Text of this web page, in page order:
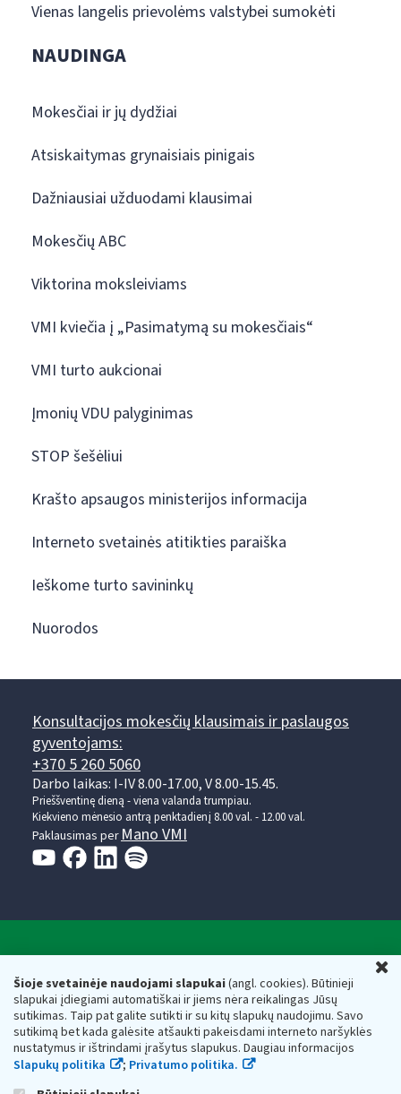
Šioje svetainėje naudojami slapukai(angl. cookies). Būtinieji
slapukai įdiegiami automatiškai ir jiems nėra reikalingas Jūsų
sutikimas. Taip pat galite sutikti ir su kitų slapukų naudojimu. Savo
sutikimą bet kada galėsite atšaukti pakeisdami interneto naršyklės
nustatymus ir ištrindami įrašytus slapukus. Daugiau informacijos
Slapukų politika
; Privatumo politika.
Vienas langelis prievolėms valstybei sumokėti
NAUDINGA
Mokesčiai ir jų dydžiai
Atsiskaitymas grynaisiais pinigais
Dažniausiai užduodami klausimai
Mokesčių ABC
Viktorina moksleiviams
VMI kviečia į „Pasimatymą su mokesčiais“
VMI turto aukcionai
Įmonių VDU palyginimas
STOP šešėliui
Krašto apsaugos ministerijos informacija
Interneto svetainės atitikties paraiška
Ieškome turto savininkų
Nuorodos
Konsultacijos mokesčių klausimais ir paslaugos
gyventojams:
+370 5 260 5060
Darbo laikas: I-IV 8.00-17.00, V 8.00-15.45.
Prieššventinę dieną - viena valanda trumpiau.
Kiekvieno mėnesio antrą penktadienį 8.00 val. - 12.00 val.
Paklausimas per Mano VMI
Respublikos finansų ministerijos
Biudžetinė įstaiga. Juridinio asmens kodas — 188659752,
adresas: Vasario 16-osios g. 14, 01107 Vilnius, Lietuva, el.paštas:
vmi@vmi.lt, E. pristatymo dėžutės adresas 188659752
Duomenys apie Valstybinę mokesčių inspekciją prie Lietuvos
Respublikos finansų ministerijos kaupiami ir saugomi Juridinių